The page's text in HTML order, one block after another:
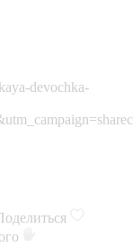
devochka-